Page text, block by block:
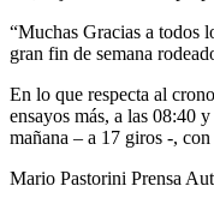
“Muchas Gracias a todos
gran fin de semana
En lo que respecta al
ensayos más, a las 08:40
mañana – a 17 giros -,
Mario Pastorini Prensa